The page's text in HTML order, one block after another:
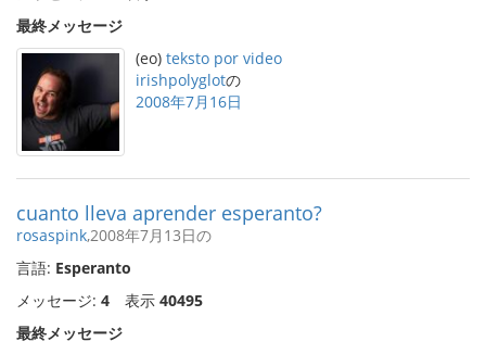
最終メッセージ
(eo) teksto por video
irishpolyglotの
2008年7月16日
cuanto lleva aprender esperanto?
rosaspink,2008年7月13日の
言語: Esperanto
メッセージ: 4 表示 40495
最終メッセージ